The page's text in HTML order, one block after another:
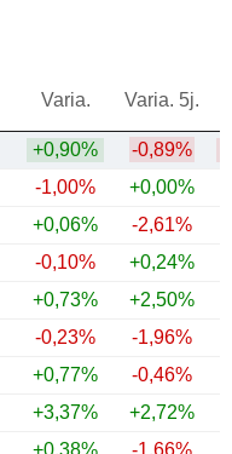
Varia. Varia. 5j.
+0,90% -0,89%
-1,00% +0,00%
+0,06% -2,61%
-0,10% +0,24%
+0,73% +2,50%
-0,23% -1,96%
+0,77% -0,46%
+3,37% +2,72%